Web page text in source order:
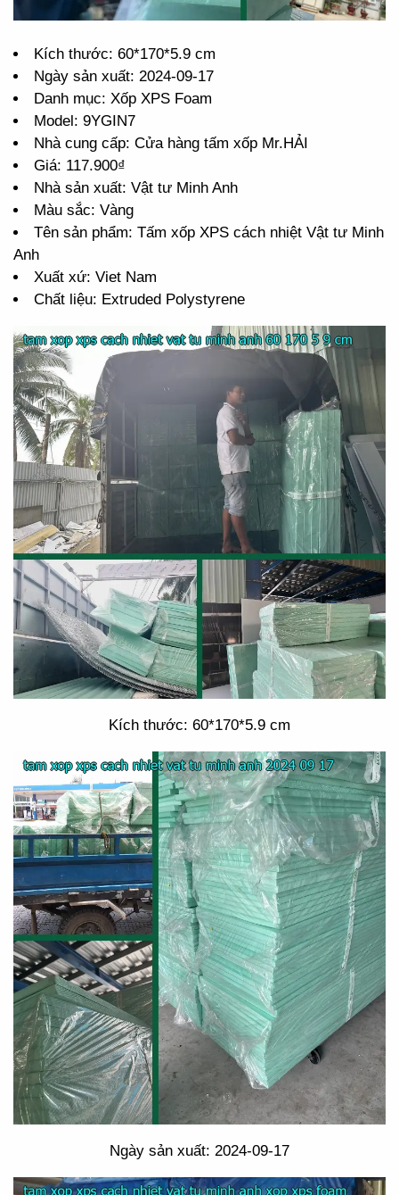
Kích thước: 60*170*5.9 cm
Ngày sản xuất: 2024-09-17
Danh mục: Xốp XPS Foam
Model: 9YGIN7
Nhà cung cấp: Cửa hàng tấm xốp Mr.HẢI
Giá: 117.900₫
Nhà sản xuất: Vật tư Minh Anh
Màu sắc: Vàng
Tên sản phẩm: Tấm xốp XPS cách nhiệt Vật tư Minh
Anh
Xuất xứ: Viet Nam
Chất liệu: Extruded Polystyrene
Kích thước: 60*170*5.9 cm
Ngày sản xuất: 2024-09-17